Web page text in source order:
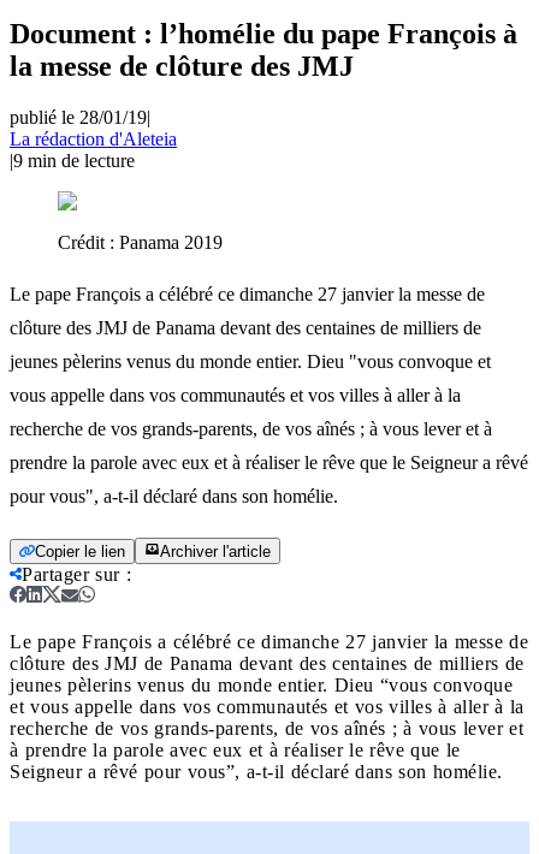
Document : l’homélie du pape François à
la messe de clôture des JMJ
publié le 28/01/19|
La rédaction d'Aleteia
|9 min de lecture
Crédit : Panama 2019
Le pape François a célébré ce dimanche 27 janvier la messe de
clôture des JMJ de Panama devant des centaines de milliers de
jeunes pèlerins venus du monde entier. Dieu "vous convoque et
vous appelle dans vos communautés et vos villes à aller à la
recherche de vos grands-parents, de vos aînés ; à vous lever et à
prendre la parole avec eux et à réaliser le rêve que le Seigneur a rêvé
pour vous", a-t-il déclaré dans son homélie.
Copier le lien Archiver l'article
Partager sur:
Le pape François a célébré ce dimanche 27 janvier la messe de
clôture des JMJ de Panama devant des centaines de milliers de
jeunes pèlerins venus du monde entier. Dieu “vous convoque
et vous appelle dans vos communautés et vos villes à aller à la
recherche de vos grands-parents, de vos aînés ; à vous lever et
à prendre la parole avec eux et à réaliser le rêve que le
Seigneur a rêvé pour vous”, a-t-il déclaré dans son homélie.